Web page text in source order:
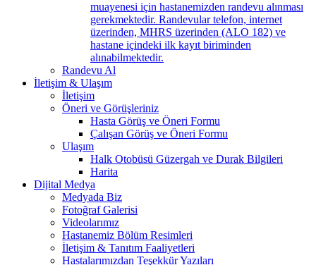
muayenesi için hastanemizden randevu alınması
gerekmektedir. Randevular telefon, internet
üzerinden, MHRS üzerinden (ALO 182) ve
hastane içindeki ilk kayıt biriminden
alınabilmektedir.
Randevu Al
İletişim & Ulaşım
İletişim
Öneri ve Görüşleriniz
Hasta Görüş ve Öneri Formu
Çalışan Görüş ve Öneri Formu
Ulaşım
Halk Otobüsü Güzergah ve Durak Bilgileri
Harita
Dijital Medya
Medyada Biz
Fotoğraf Galerisi
Videolarımız
Hastanemiz Bölüm Resimleri
İletişim & Tanıtım Faaliyetleri
Hastalarımızdan Teşekkür Yazıları